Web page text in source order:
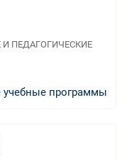
И ПЕДАГОГИЧЕСКИЕ
учебные программы